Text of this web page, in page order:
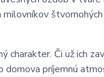
charakter. Či už ich
príjemnú